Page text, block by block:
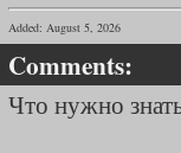
Added: August 5, 2026
Comments:
Что нужно